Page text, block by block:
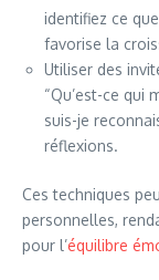
identifiez ce
favorise la
Utiliser des
“Qu’est-ce qui
suis-je
réflexions.
Ces techniques
personnelles,
pour l’équilibre